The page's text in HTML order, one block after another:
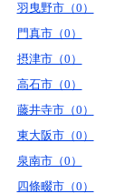
羽曳野市（0）
門真市（0）
摂津市（0）
高石市（0）
藤井寺市（0）
東大阪市（0）
泉南市（0）
四條畷市（0）